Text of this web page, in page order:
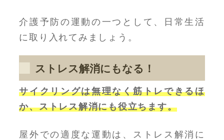
介護予防の運動の一つとして、日常生活
に取り入れてみましょう。
ストレス解消にもなる！
サイクリングは無理なく筋トレできるほ
か、ストレス解消にも役立ちます。
屋外での適度な運動は、ストレス解消に